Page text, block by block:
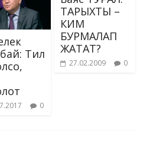
Тил
0
ТАРЫХТЫ –
КИМ
БУРМАЛАП
ЖАТАТ?
27.02.2009 0